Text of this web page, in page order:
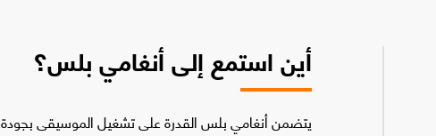
أين استمع إلى أنغامي بلس؟
يتضمن أنغامي بلس القدرة على تشغيل الموسيقى